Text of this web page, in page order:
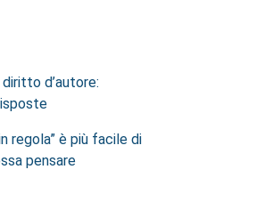
d’autore:
regola” è più facile di
pensare